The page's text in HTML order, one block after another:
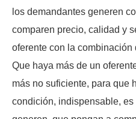
los demandantes generen
comparen precio, calidad y
oferente con la combinación
Que haya más de un
más no suficiente, para que
condición, indispensable,